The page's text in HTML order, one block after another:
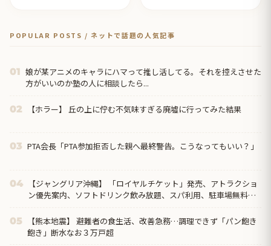
POPULAR POSTS / ネットで話題の人気記事
01 娘が某アニメのキャラにハマって推し活してる。それを控えさせた
方がいいのか塾の人に相談したら...
02 【ホラー】 丘の上に佇む不気味すぎる廃墟に行ってみた結果
03 PTA会長「PTA参加拒否した親へ最終警告。こうなってもいい？」
04
【ジャングリア沖縄】 「ロイヤルチケット」発売、アトラクショ
ン優先案内、ソフトドリンク飲み放題、スパ利用、駐車場無料…
05
【熊本地震】 避難者の食生活、改善急務…調理できず「パン飽き
飽き」断水なお３万戸超